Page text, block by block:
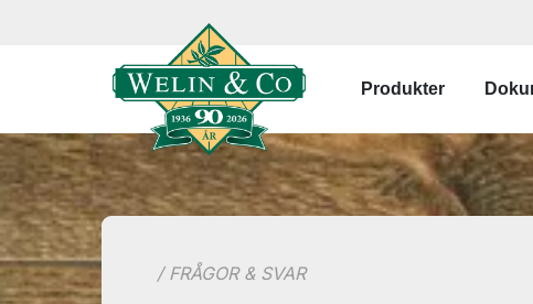
Main
Produkter
/ FRÅGOR & SVAR